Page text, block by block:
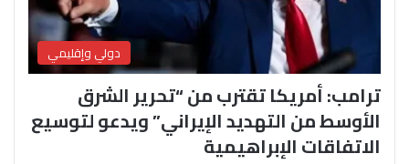
دولي وإقليمي
ترامب: أمريكا تقترب من “تحرير الشرق
الأوسط من التهديد الإيراني” ويدعو لتوسيع
الاتفاقات الإبراهيمية